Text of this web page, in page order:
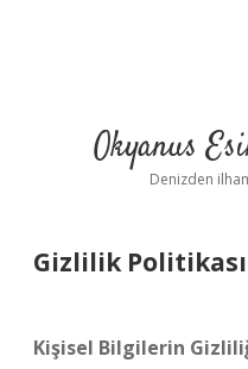
Okyanus
Denizden
Gizlilik Politikası
Kişisel Bilgilerin